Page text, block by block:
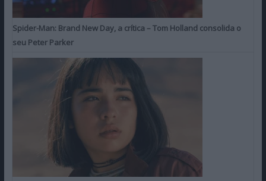
Spider-Man: Brand New Day, a crítica – Tom Holland consolida o
seu Peter Parker